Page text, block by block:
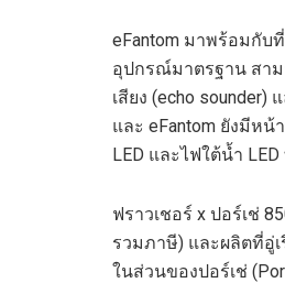
eFantom มาพร้อมกับ
อุปกรณ์มาตรฐาน สา
เสียง (echo sounder)
และ eFantom ยังมีหน้
LED และไฟใต้น้ำ LED
ฟราวเชอร์ x ปอร์เช่
รวมภาษี) และผลิตที่อู่เ
ในส่วนของปอร์เช่ (